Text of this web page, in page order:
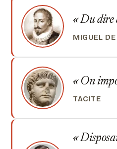
Du dire
MIGUEL
On
TACITE